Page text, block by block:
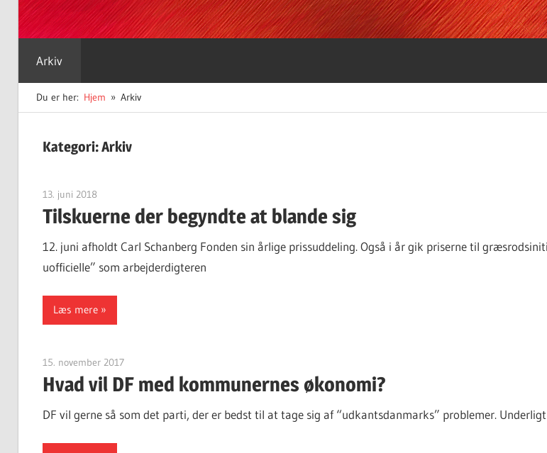
Arkiv
Du er her: Hjem Arkiv
Kategori:Arkiv
13. juni 2018Finn Sørensen
Tilskuerne der begyndte at blande sig
12. juni afholdt Carl Schanberg Fonden sin årlige prissuddeling. Også i år gik priserne til
uofficielle” som arbejderdigteren
Læs mere
15. november 2017Finn Sørensen
Hvad vil DF med kommunernes økonomi?
DF vil gerne så som det parti, der er bedst til at tage sig af “udkantsdanmarks” problemer.